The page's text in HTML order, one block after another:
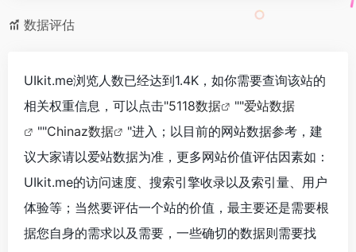
数据评估
UIkit.me浏览人数已经达到1.4K，如你需要查询该站的
相关权重信息，可以点击"5118数据 ""爱站数据
""Chinaz数据
"进入；以目前的网站数据参考，建
议大家请以爱站数据为准，更多网站价值评估因素如：
UIkit.me的访问速度、搜索引擎收录以及索引量、用户
体验等；当然要评估一个站的价值，最主要还是需要根
据您自身的需求以及需要，一些确切的数据则需要找